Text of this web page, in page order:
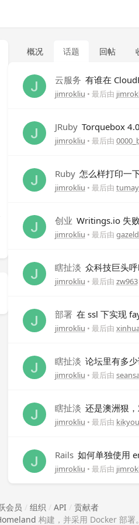
概况 话题 回帖
云服务 有谁在
jimrokliu • 最后由
JRuby Torquebox
jimrokliu • 最后由
Ruby 怎么样打印一
jimrokliu • 最后由
创业 Writings.io 失
jimrokliu • 最后由
瞎扯淡 众科技巨头
jimrokliu • 最后由 zw963
部署 在 ssl 下实现
jimrokliu • 最后由
瞎扯淡 论坛里有多
jimrokliu • 最后由
瞎扯淡 还是澳洲狠
jimrokliu • 最后由
Rails 如何单独使用
jimrokliu • 最后由
会员 / 组织 / API / 贡献者
构建，并采用 Docker 部署。